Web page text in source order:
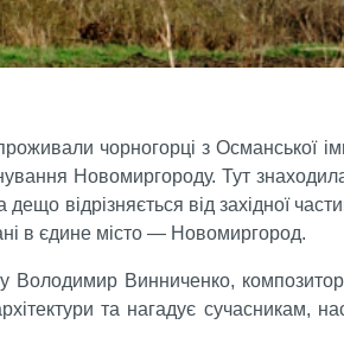
чорногорці з Османської
Новомиргороду. Тут
відрізняється від західної
в єдине місто — Новомиргород.
Володимир Винниченко,
та нагадує сучасникам,